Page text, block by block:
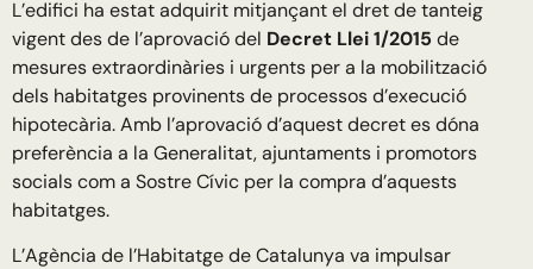
L’edifici ha estat adquirit mitjançant el dret de tanteig
vigent des de l’aprovació del Decret Llei 1/2015 de
mesures extraordinàries i urgents per a la mobilització
dels habitatges provinents de processos d’execució
hipotecària. Amb l’aprovació d’aquest decret es dóna
preferència a la Generalitat, ajuntaments i promotors
socials com a Sostre Cívic per la compra d’aquests
habitatges.
L’Agència de l’Habitatge de Catalunya va impulsar